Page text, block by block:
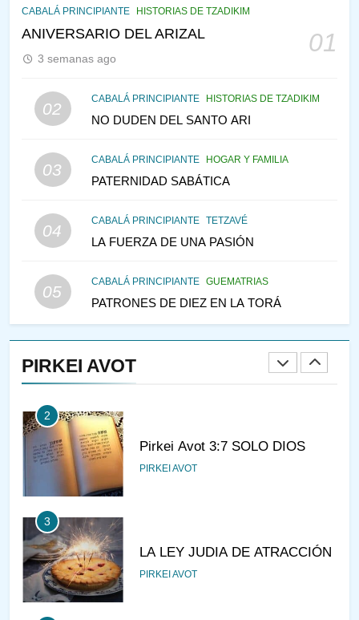
CABALÁ PRINCIPIANTE HISTORIAS DE TZADIKIM
ANIVERSARIO DEL ARIZAL 01
3 semanas ago
02
CABALÁ PRINCIPIANTE HISTORIAS DE TZADIKIM
NO DUDEN DEL SANTO ARI
03
CABALÁ PRINCIPIANTE HOGAR Y FAMILIA
PATERNIDAD SABÁTICA
04
CABALÁ PRINCIPIANTE TETZAVÉ
LA FUERZA DE UNA PASIÓN
05
CABALÁ PRINCIPIANTE GUEMATRIAS
PATRONES DE DIEZ EN LA TORÁ
PIRKEI AVOT
CABALÁ Y JASIDUT: EL
CONSEJO DE LOS PADRES
145
TEMPLO Y LA ALEGRÍA EN
VEAMOS ¿POR QUÉ
IEHOSHÚA? Y LA QUEJA DE
1
CONVERSAR CON LA MUJER
A LA LUZ DEL JUDAÍSMO
AMOR, PAREJA Y MATRIMONIO
2
Pirkei Avot 3:7 SOLO DIOS
PIRKEI AVOT
3
LA LEY JUDIA DE ATRACCIÓN
PIRKEI AVOT